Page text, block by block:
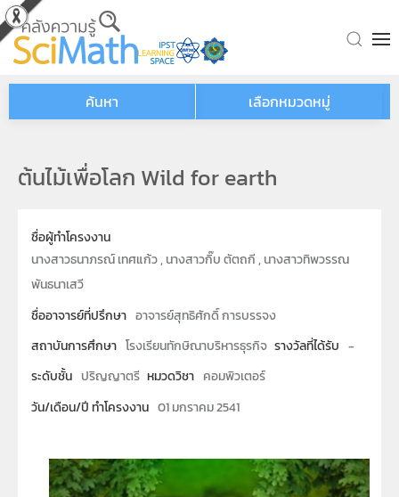
Skip to main content
ค้นหา เลือกหมวดหมู่
ต้นไม้เพื่อโลก Wild for earth
ชื่อผู้ทำโครงงาน
นางสาวธนาภรณ์ เทศแก้ว , นางสาวกิ๊บ ตัตถกี , นางสาวทิพวรรณ
พันธนาเสวี
ชื่ออาจารย์ที่ปรึกษา อาจารย์สุทธิศักดิ์ การบรรจง
สถาบันการศึกษา โรงเรียนทักษิณาบริหารธุรกิจ รางวัลที่ได้รับ -
ระดับชั้น ปริญญาตรี หมวดวิชา คอมพิวเตอร์
วัน/เดือน/ปี ทำโครงงาน 01 มกราคม 2541